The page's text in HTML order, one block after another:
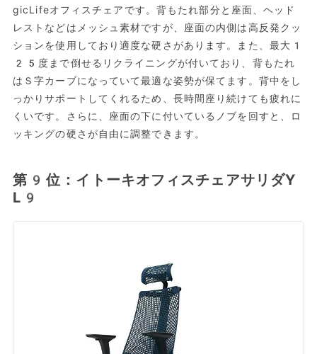
gicLifeオフィスチェアです。背もたれ部分と座面、ヘッド
レストなどはメッシュ素材ですが、座面の内側は高反発クッ
ションを使用しており適度な硬さがあります。また、最大1
25度まで倒せるリクライニングが付いており、背もたれ
はＳ字カーブになっていて最適な姿勢が保てます。背中をし
っかりサポートしてくれるため、長時間座り続けても疲れに
くいです。さらに、座面の下に付いているノブを回すと、ロ
ッキングの硬さが自由に調整できます。
第9位：イトーキオフィスチェアサリダY
L9